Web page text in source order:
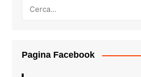
Pagina Facebook